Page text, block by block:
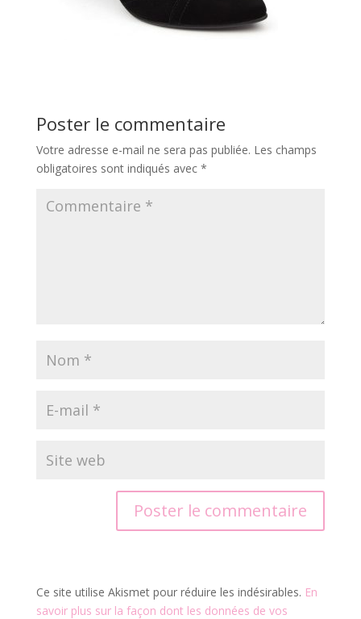
Poster le commentaire
Votre adresse e-mail ne sera pas publiée. Les champs
obligatoires sont indiqués avec *
Ce site utilise Akismet pour réduire les indésirables. En
savoir plus sur la façon dont les données de vos